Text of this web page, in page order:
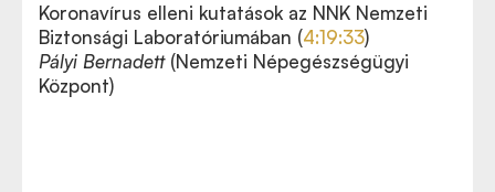
Koronavírus elleni kutatások az NNK Nemzeti
Biztonsági Laboratóriumában (4:19:33)
Pályi Bernadett(Nemzeti Népegészségügyi
Központ)